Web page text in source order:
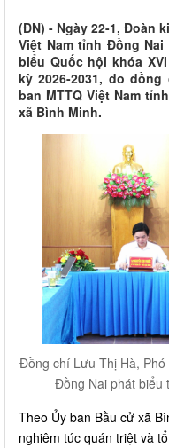
(ĐN) - Ngày 22-1, Đoàn
Việt Nam tỉnh Đồng
biểu Quốc hội khóa
kỳ 2026-2031, do
ban MTTQ Việt Nam
xã Bình Minh.
Đồng chí Lưu Thị Hà,
Đồng Nai phát biểu
Theo Ủy ban Bầu cử xã
nghiêm túc quán triệt và